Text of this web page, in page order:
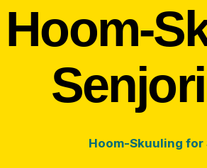
Hoom-
Hoom-Skuuling for